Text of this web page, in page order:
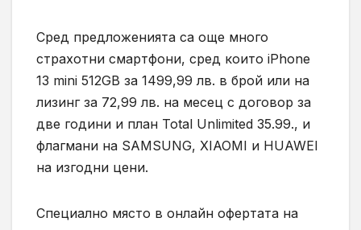
Сред предложенията са още много
страхотни смартфони, сред които iPhone
13 mini 512GB за 1499,99 лв. в брой или на
лизинг за 72,99 лв. на месец с договор за
две години и план Total Unlimited 35.99., и
флагмани на SAMSUNG, XIAOMI и HUAWEI
на изгодни цени.
Специално място в онлайн офертата на